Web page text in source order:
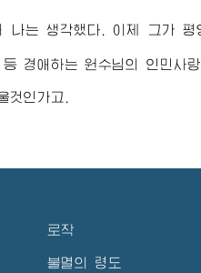
나는 생각했다. 이제 그가
등 경애하는 원수님의 인민사
인가고.
로작
불멸의 령도